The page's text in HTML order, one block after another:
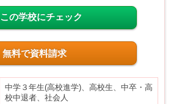
この学校にチェック
無料で資料請求
中学３年生(高校進学)、高校生、中卒・高
校中退者、社会人